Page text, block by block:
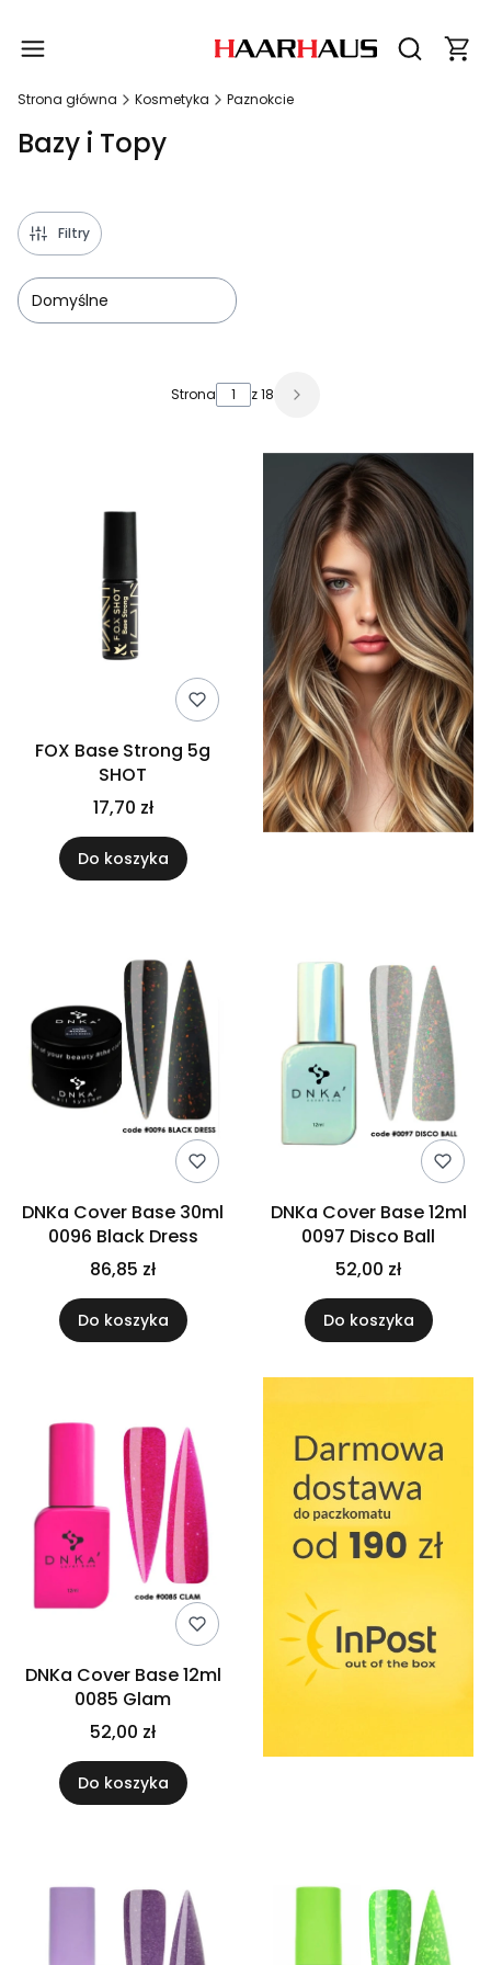
Otwórz
Strona główna Kosmetyka Paznokcie
Bazy i Topy
Filtry
Domyślne
Strona z 18
FOX Base Strong 5g
SHOT
17,70 zł
Do koszyka
DNKa Cover Base 30ml
0096 Black Dress
86,85 zł
Do koszyka
DNKa Cover Base 12ml
0097 Disco Ball
52,00 zł
Do koszyka
DNKa Cover Base 12ml
0085 Glam
52,00 zł
Do koszyka